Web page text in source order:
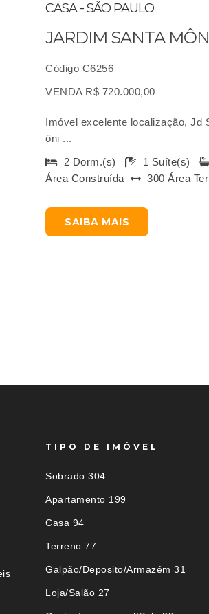
CASA - SÃO PAULO
JARDIM SANTA
Código C6256
VENDA R$ 720.000,00
Imóvel excelente localização, Jd
ôni ...
2 Dorm.(s)
1 Suíte(s)
Área Construída
300 Área
SAIBA MAIS
TIPO DE IMÓVEL
Sobrado 304
Apartamento 199
Casa 94
Terreno 77
Galpão/Deposito/Armazém 31
Loja/Salão 27